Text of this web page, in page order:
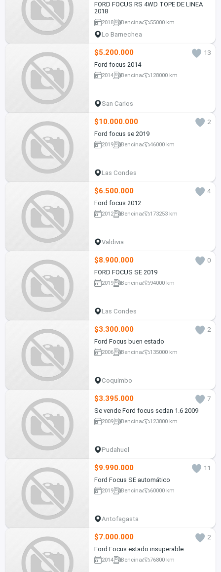
FORD FOCUS RS 4WD TOPE DE LINEA
2018
2018 Bencina 55000 km
Lo Barnechea
$5.200.000
13
Ford focus 2014
2014 Bencina 128000 km
San Carlos
$10.000.000
2
Ford focus se 2019
2019 Bencina 46000 km
Las Condes
$6.500.000
4
Ford focus 2012
2012 Bencina 173253 km
Valdivia
$8.900.000
0
FORD FOCUS SE 2019
2019 Bencina 94000 km
Las Condes
$3.300.000
2
Ford Focus buen estado
2006 Bencina 135000 km
Coquimbo
$3.395.000
7
Se vende Ford focus sedan 1.6 2009
2009 Bencina 123800 km
Pudahuel
$9.990.000
11
Ford Focus SE automático
2019 Bencina 60000 km
Antofagasta
$7.000.000
2
Ford Focus estado insuperable
2014 Bencina 76800 km